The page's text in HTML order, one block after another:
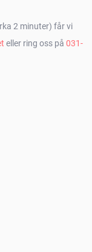
2 minuter) får vi
eller ring oss på 031-